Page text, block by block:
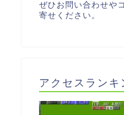
ぜひお問い合わせや
寄せください。
アクセスランキ